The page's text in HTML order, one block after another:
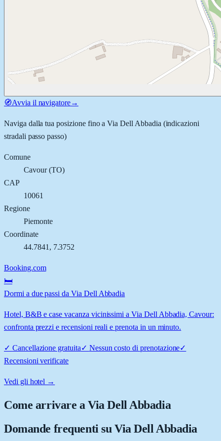
🧭Avvia il navigatore→
Naviga dalla tua posizione fino aVia Dell Abbadia (indicazioni
stradali passo passo)
Comune
Cavour(TO)
CAP
10061
Regione
Piemonte
Coordinate
44.7841 , 7.3752
Booking.com
🛏️
Dormi a due passi da Via Dell Abbadia
Hotel, B&B e case vacanza vicinissimi a Via Dell Abbadia, Cavour:
confronta prezzi e recensioni reali e prenota in un minuto.
✓ Cancellazione gratuita✓ Nessun costo di prenotazione✓
Recensioni verificate
Vedi gli hotel →
Come arrivare aVia Dell Abbadia
Domande frequenti su Via Dell Abbadia